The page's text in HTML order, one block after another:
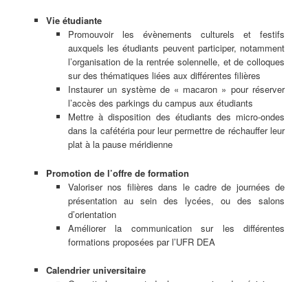
Vie étudiante
Promouvoir les évènements culturels et festifs
auxquels les étudiants peuvent participer, notamment
l’organisation de la rentrée solennelle, et de colloques
sur des thématiques liées aux différentes filières
Instaurer un système de « macaron » pour réserver
l’accès des parkings du campus aux étudiants
Mettre à disposition des étudiants des micro-ondes
dans la cafétéria pour leur permettre de réchauffer leur
plat à la pause méridienne
Promotion de l’offre de formation
Valoriser nos filières dans le cadre de journées de
présentation au sein des lycées, ou des salons
d’orientation
Améliorer la communication sur les différentes
formations proposées par l’UFR DEA
Calendrier universitaire